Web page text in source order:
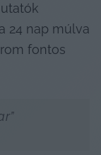
24 nap múlva
fontos